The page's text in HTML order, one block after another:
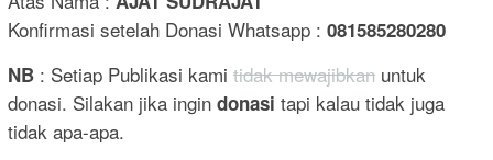
Konfirmasi setelah Donasi Whatsapp : 081585280280
NB : Setiap Publikasi kami tidak mewajibkan untuk
donasi. Silakan jika ingin donasi tapi kalau tidak juga
tidak apa-apa.